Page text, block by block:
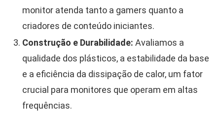
monitor atenda tanto a gamers quanto a
criadores de conteúdo iniciantes.
Construção e Durabilidade: Avaliamos a
qualidade dos plásticos, a estabilidade da base
e a eficiência da dissipação de calor, um fator
crucial para monitores que operam em altas
frequências.